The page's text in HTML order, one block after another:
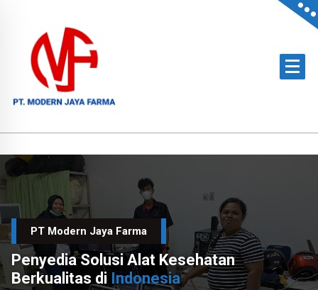
content
PT Modern Jaya Farma
Penyedia Solusi Alat Kesehatan
Berkualitas di Indonesia